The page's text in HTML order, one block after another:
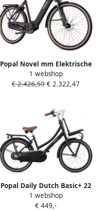
Popal Novel mm Elektrische
Fiets E-bike 28 Inch
Damesfiets 47 cm 7
Matzwart
1 webshop
€ 2.426,59 € 2.322,47
Popal Daily Dutch Basic+ 22
Inch 35 cm Meisjes 3V
Terugtraprem Matzwart
1 webshop
€ 449,-